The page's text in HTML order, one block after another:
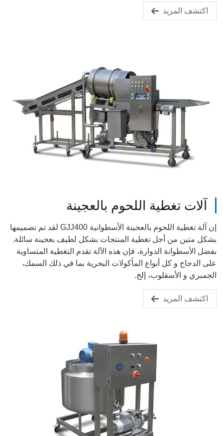
اكتشف المزيد
آلات تغطية اللحوم بالعجينة
إن آلة تغطية اللحوم بالعجينة الأسطوانية GJJ400 لقد تم تصميمها
بشكل متين من أجل تغطية المنتجات بشكل لطيف بعجينة سائلة.
بفضل الأسطوانة الدوارة، فإن هذه الآلة تقدم التغطية المتساوية
على الدجاج و كل أنواع المأكولات البحرية بما في ذلك السمك،
الجمبري و الأسقلوب، إلخ.
اكتشف المزيد